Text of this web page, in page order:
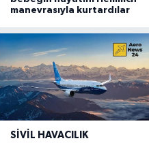
manevrasıyla kurtardılar
SIVIL HAVACILIK